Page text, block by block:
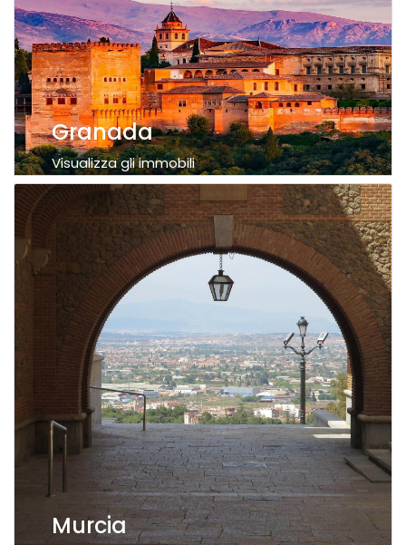
Granada
Visualizza gli immobili
Murcia